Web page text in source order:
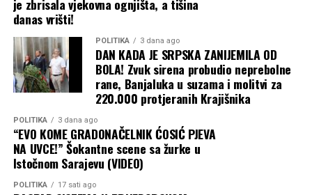
gurati po svom čak i bez čiste i ubjedljive pobjede na
pomolu. Isto tako, ne treba očekivati ni obnovu
sporazuma postignutog pod okriljem Ujedinjenih nacija
u julu 2022. godine, koji je ranije omogućio bezbjednu
plovidbu do i iz ukrajinskih luka.
Baš kao što je kriza u Ormuskom moreuzu primorala
susjedne zemlje da grozničavo traže nove puteve za
izvoz nafte iz Persijskog zaliva, tako bi i Ukrajina mogla
da preusmjeri izvoz žita preko Dunava, rumunskih luka i
željeznice, kao što je to činila na početku rata. Ali, kao i
tada, ta alternativna rješenja su skupa i logistički znatno
je zbrisala vjekovna ognjišta, a tišina
danas vrišti!
POLITIKA 3 dana ago
DAN KADA JE SRPSKA ZANIJEMILA OD
BOLA! Zvuk sirena probudio neprebolne
rane, Banjaluka u suzama i molitvi za
220.000 protjeranih Krajišnika
POLITIKA 3 dana ago
“EVO KOME GRADONAČELNIK ĆOSIĆ PJEVA
NA UVCE!” Šokantne scene sa žurke u
Istočnom Sarajevu (VIDEO)
POLITIKA 17 sati ago